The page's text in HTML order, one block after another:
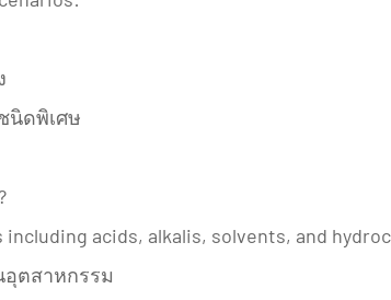
นิดพิเศษ
acids, alkalis, solvents, and
อุตสาหกรรม